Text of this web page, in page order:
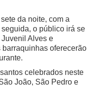
da noite, com a
o público irá se
Alves e
oferecerão
celebrados neste
João, São Pedro e